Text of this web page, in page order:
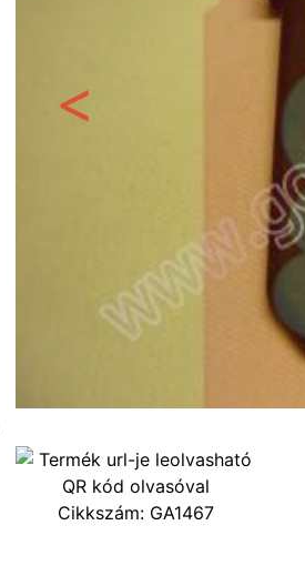
Előző
Cikkszám: GA1467